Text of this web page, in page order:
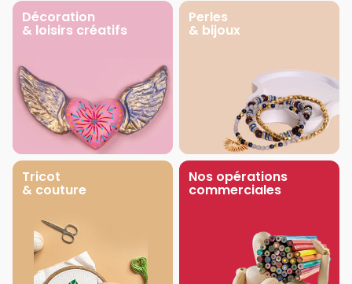
Décoration
& loisirs créatifs
Perles
& bijoux
Tricot
& couture
Nos opérations
commerciales